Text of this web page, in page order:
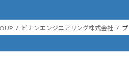
ビナンエンジニアリング株式会社